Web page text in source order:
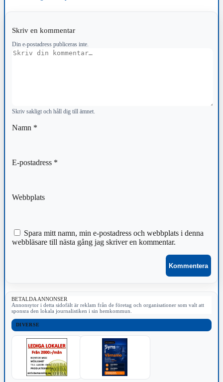
Skriv en kommentar
Din e-postadress publiceras inte.
Kommentar
Skriv sakligt och håll dig till ämnet.
Namn *
E-postadress *
Webbplats
Spara mitt namn, min e-postadress och webbplats i denna
webbläsare till nästa gång jag skriver en kommentar.
BETALDA ANNONSER
Annonsytor i detta sidofält är reklam från de företag och organisationer som valt att
sponsra den lokala journalistiken i sin hemkommun.
DIVERSE